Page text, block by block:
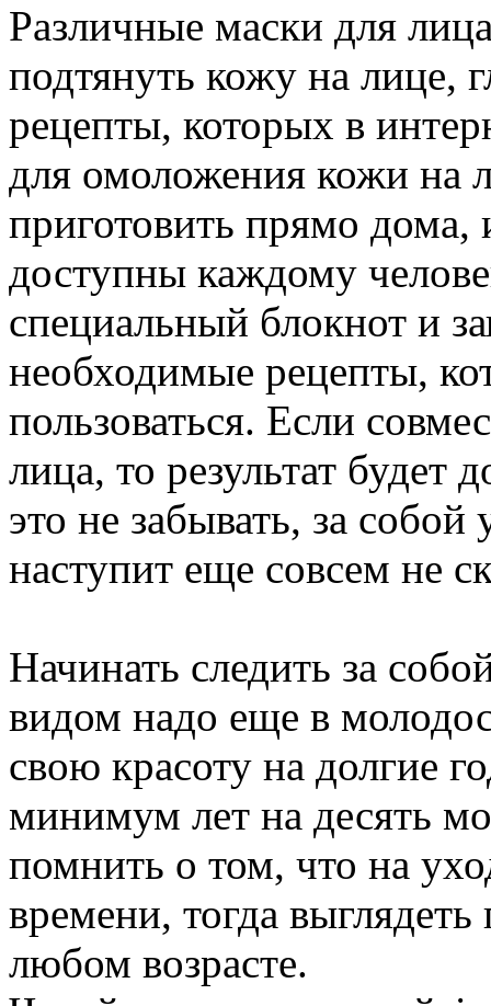
Различные маски для
подтянуть кожу на лице,
рецепты, которых в
для омоложения кожи на
приготовить прямо дома,
доступны каждому
специальный блокнот и
необходимые рецепты,
пользоваться. Если
лица, то результат будет
это не забывать, за собой
наступит еще совсем не
Начинать следить за
видом надо еще в
свою красоту на долгие
минимум лет на десять
помнить о том, что на
времени, тогда
любом возрасте.